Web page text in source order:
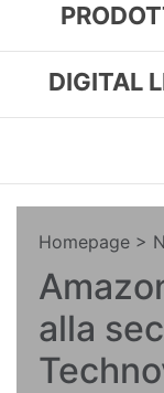
DIGITAL
Homepage >
alla